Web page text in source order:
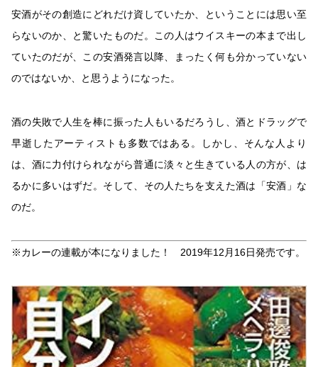
安酒がその創造にどれだけ資していたか、ということには思い至
らないのか、と驚いたものだ。この人はウイスキーの本まで出し
ていたのだが、この安酒発言以降、まったく何も分かっていない
のではないか、と思うようになった。
酒の失敗で人生を棒に振った人もいるだろうし、酒とドラッグで
早逝したアーティストも多数ではある。しかし、そんな人より
は、酒に力付けられながら普通に淡々と生きている人の方が、は
るかに多いはずだ。そして、その人たちを支えた酒は「安酒」な
のだ。
※カレーの連載が本になりました！ 2019年12月16日発売です。